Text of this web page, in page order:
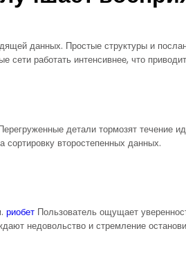
данных. Простые структуры и
работать интенсивнее, что
детали тормозят течение
сортировку второстепенных данных.
риобетПользователь ощущает
недовольство и стремление